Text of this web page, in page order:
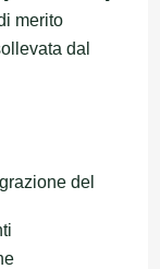
merito
dal
del